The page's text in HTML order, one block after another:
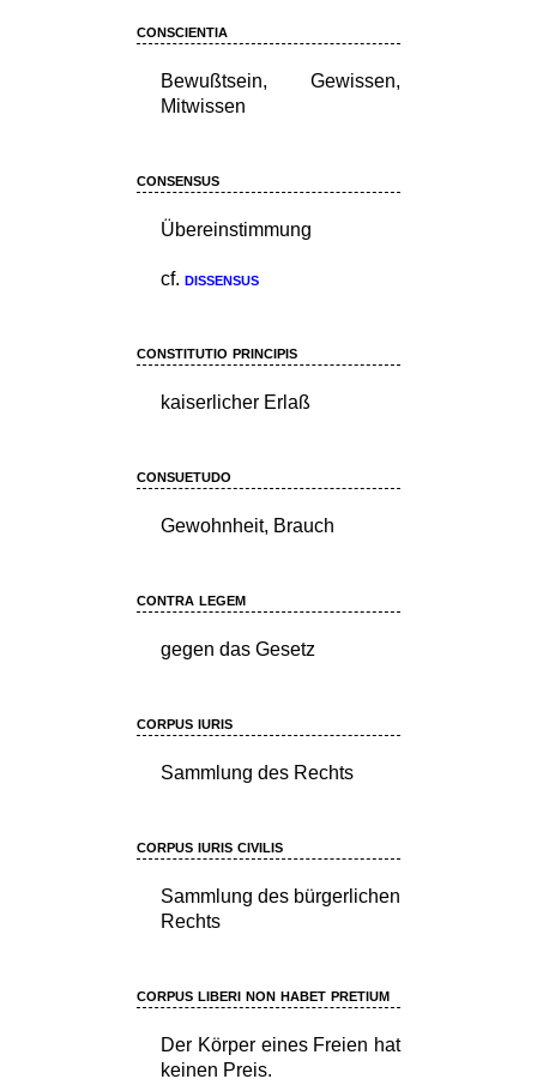
conscientia
Bewußtsein, Gewissen,
Mitwissen
consensus
Übereinstimmung
cf. dissensus
constitutio principis
kaiserlicher Erlaß
consuetudo
Gewohnheit, Brauch
contra legem
gegen das Gesetz
corpus iuris
Sammlung des Rechts
corpus iuris civilis
Sammlung des bürgerlichen
Rechts
corpus liberi non habet pretium
Der Körper eines Freien hat
keinen Preis.